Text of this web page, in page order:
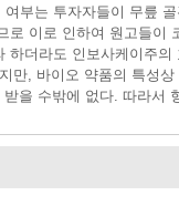
부는 투자자들이 무릎
이로 인하여 원고들
더라도 인보사케이주
만, 바이오 약품의 특
을 수밖에 없다. 따라